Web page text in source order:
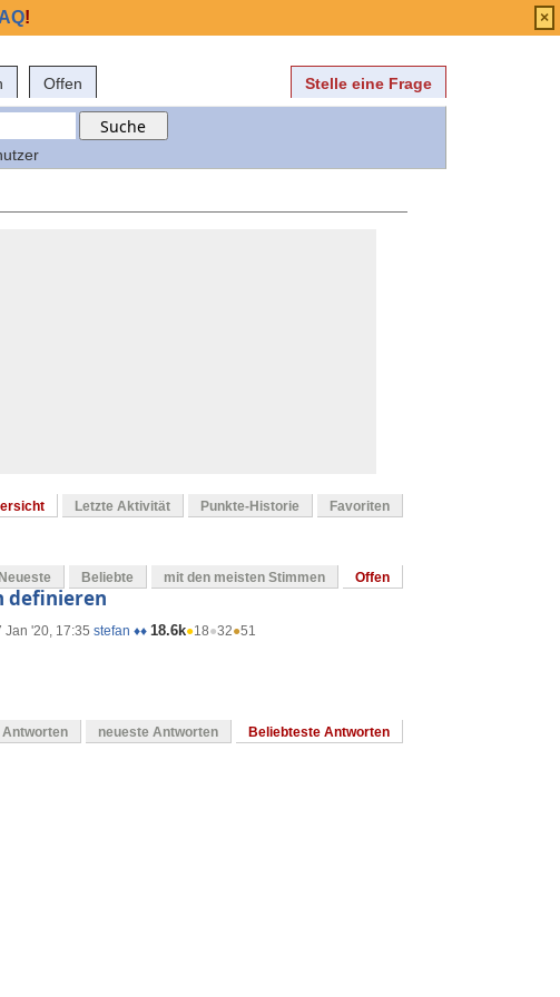
Offen Stelle eine Frage
Letzte Aktivität Punkte-Historie Favoriten
Neueste Beliebte mit den meisten Stimmen Offen
definieren
Jan '20, 17:35 stefan ♦♦ 18.6k●18●32●51
neueste Antworten Beliebteste Antworten
! ×